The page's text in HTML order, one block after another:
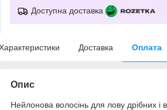
Доступна доставка
Доставка Оплата
Опис
Нейлонова волосінь для лову дрібних і